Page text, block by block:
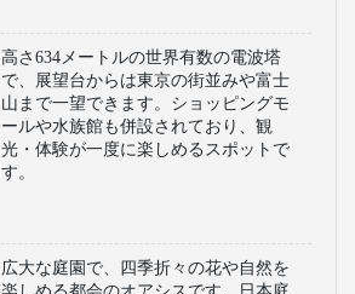
高さ634メートルの世界有数の電波塔
で、展望台からは東京の街並みや富士
山まで一望できます。ショッピングモ
ールや水族館も併設されており、観
光・体験が一度に楽しめるスポットで
す。
広大な庭園で、四季折々の花や自然を